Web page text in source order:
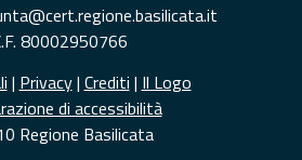
80002950766
| Privacy| Crediti | Il Logo
di accessibilità
Regione Basilicata